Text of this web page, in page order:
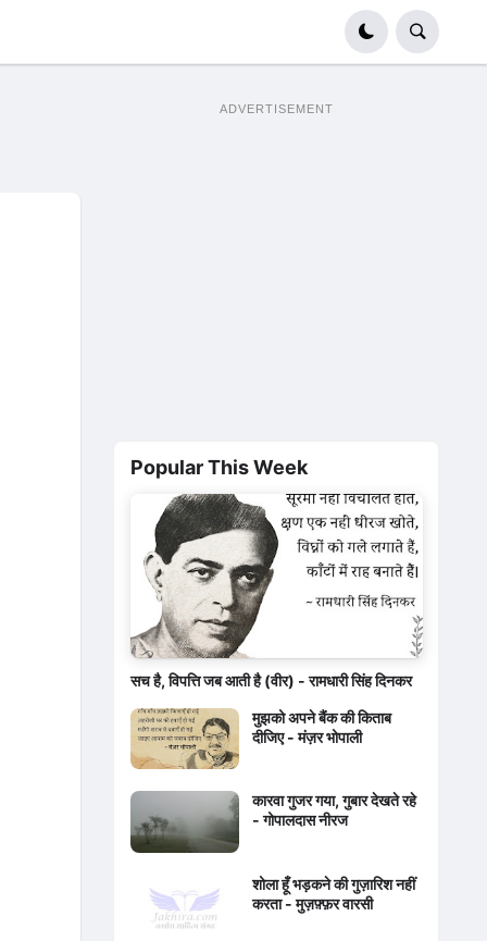
ADVERTISEMENT
Popular This Week
सच है, विपत्ति जब आती है (वीर) - रामधारी सिंह दिनकर
मुझको अपने बैंक की किताब
दीजिए - मंज़र भोपाली
कारवा गुजर गया, गुबार देखते रहे
- गोपालदास नीरज
शोला हूँ भड़कने की गुज़ारिश नहीं
करता - मुज़फ़्फ़र वारसी